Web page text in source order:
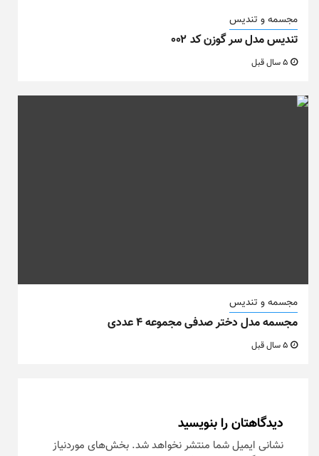
مجسمه و تندیس
تندیس مدل سر گوزن کد ۰۰۲
مجسمه و تندیس
مجسمه مدل دختر صدفی مجموعه ۴ عددی
دیدگاهتان را بنویسید
نشانی ایمیل شما منتشر نخواهد شد. بخش‌های موردنیاز